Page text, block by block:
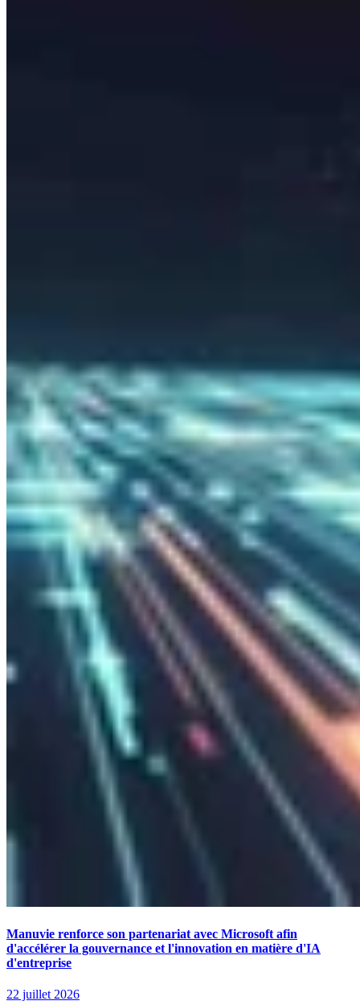
Manuvie renforce son partenariat avec Microsoft afin
d'accélérer la gouvernance et l'innovation en matière d'IA
d'entreprise
22 juillet 2026